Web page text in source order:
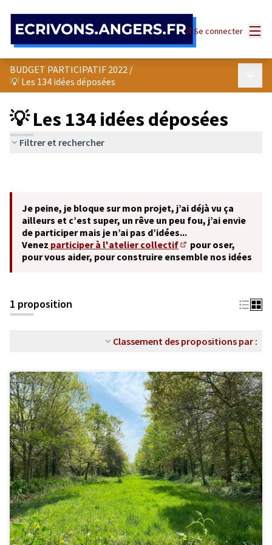
Se connecter
BUDGET PARTICIPATIF 2022 /
💡 Les 134 idées déposées
💡 Les 134 idées déposées
Filtrer et rechercher
Je peine, je bloque sur mon projet, j’ai déjà vu ça
ailleurs et c’est super, un rêve un peu fou, j’ai envie
de participer mais je n’ai pas d’idées...
Venez participer à l'atelier collectif
(S'ouvre dans un
pour oser,
pour vous aider, pour construire ensemble nos idées
1 proposition
Classement des propositions par :